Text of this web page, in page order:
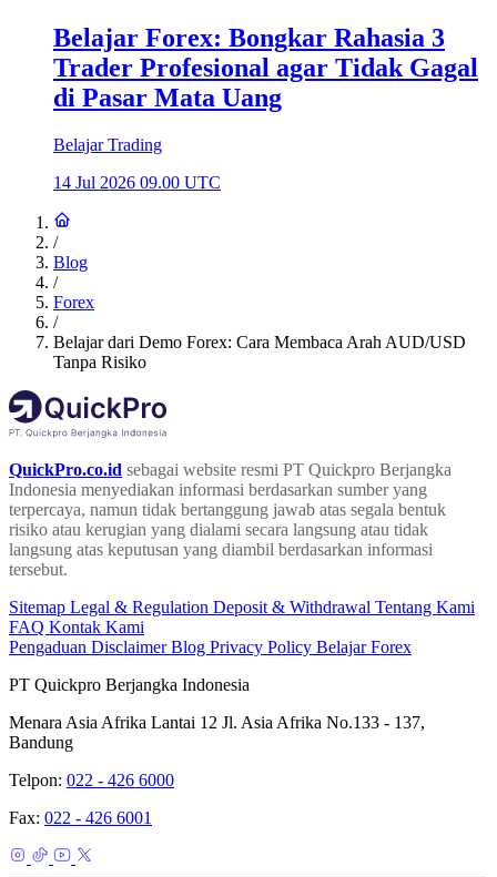
Belajar Forex: Bongkar Rahasia 3
Trader Profesional agar Tidak Gagal
di Pasar Mata Uang
Belajar Trading
14 Jul 2026 09.00 UTC
/
Blog
/
Forex
/
Belajar dari Demo Forex: Cara Membaca Arah AUD/USD
Tanpa Risiko
QuickPro.co.id sebagai website resmi PT Quickpro Berjangka
Indonesia menyediakan informasi berdasarkan sumber yang
terpercaya, namun tidak bertanggung jawab atas segala bentuk
risiko atau kerugian yang dialami secara langsung atau tidak
langsung atas keputusan yang diambil berdasarkan informasi
tersebut.
Sitemap Legal & Regulation Deposit & Withdrawal Tentang Kami
FAQ Kontak Kami
Pengaduan DisclaimerBlog Privacy Policy Belajar Forex
PT Quickpro Berjangka Indonesia
Menara Asia Afrika Lantai 12 Jl. Asia Afrika No.133 - 137,
Bandung
Telpon: 022 - 426 6000
Fax: 022 - 426 6001